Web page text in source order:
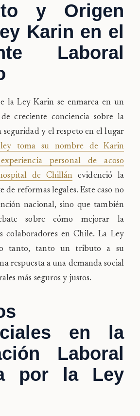
y Origen
Karin en el
Laboral
la Ley Karin se enmarca en un
creciente conciencia sobre la
seguridad y el respeto en el lugar
toma su nombre de Karin
personal de acoso
de Chillán evidenció la
de reformas legales. Este caso no
nacional, sino que también
sobre cómo mejorar la
colaboradores en Chile. La Ley
tanto, tanto un tributo a su
respuesta a una demanda social
más seguros y justos.
en la
Laboral
por la Ley